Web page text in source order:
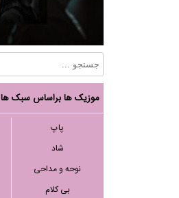
موزیک ها براساس سبک ها
پاپ
شاد
نوحه و مداحی
بی کلام